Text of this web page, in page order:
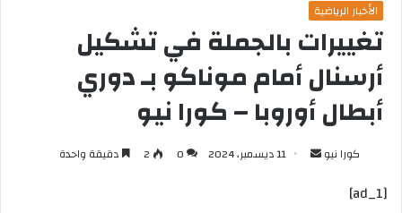
الأخبار الرياضية
تغييرات بالجملة في تشكيل
أرسنال أمام موناكو بـ دوري
أبطال أوروبا – كورا نيو
كورا نيو
أرسل 11 ديسمبر، 2024 0
2 دقيقة واحدة
[ad_1]